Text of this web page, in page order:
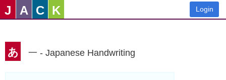
J A C K Login
あ 一 - Japanese Handwriting